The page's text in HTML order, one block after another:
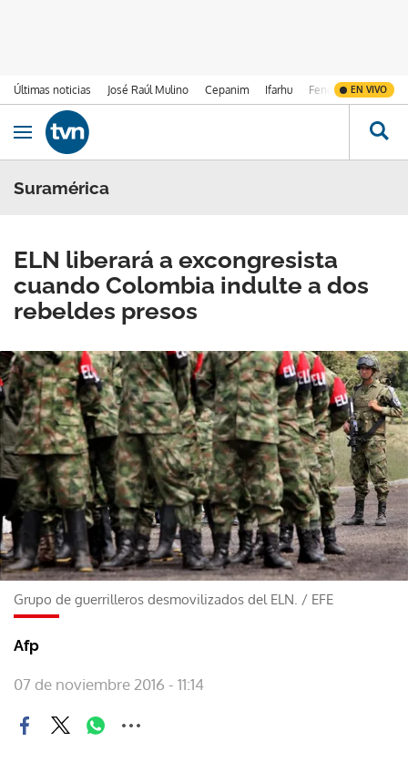
Últimas noticias José Raúl Mulino Cepanim Ifarhu Fenómeno de El
EN VIVO
Ir al contenido
Obrir navegació
Suramérica
ELN liberará a excongresista
cuando Colombia indulte a dos
rebeldes presos
Grupo de guerrilleros desmovilizados del ELN. / EFE
Afp
07 de noviembre 2016 - 11:14